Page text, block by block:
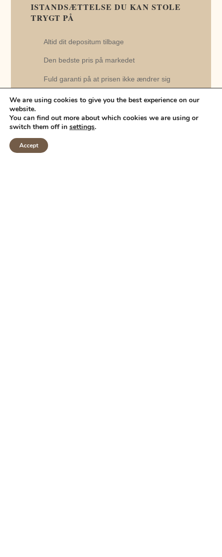
ISTANDSÆTTELSE DU KAN STOLE
TRYGT PÅ
Altid dit depositum tilbage
Den bedste pris på markedet
Fuld garanti på at prisen ikke ændrer sig
Fuld garanti på kvaliteten
Vejledning og gode råd
We are using cookies to give you the best experience on our
website.
You can find out more about which cookies we are using or
switch them off in settings.
Accept